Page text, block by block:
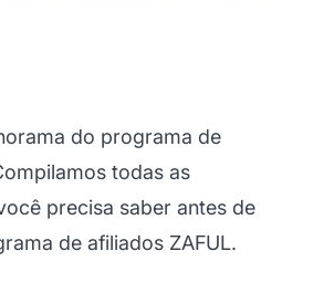
do programa de
todas as
precisa saber antes de
de afiliados ZAFUL.